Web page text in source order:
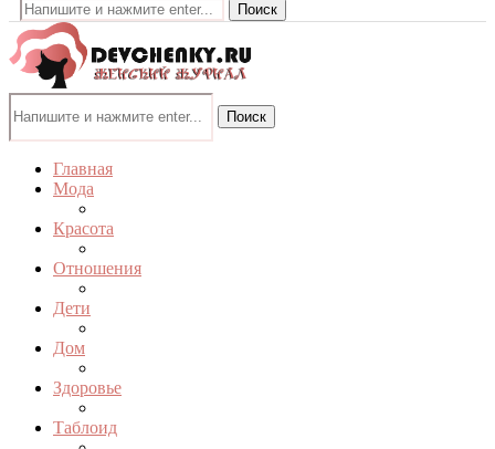
Поиск
Поиск
Главная
Мода
Красота
Отношения
Дети
Дом
Здоровье
Таблоид